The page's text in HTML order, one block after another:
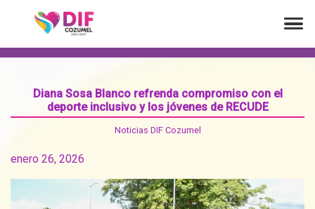
Diana Sosa Blanco refrenda compromiso con el
deporte inclusivo y los jóvenes de RECUDE
Noticias DIF Cozumel
enero 26, 2026